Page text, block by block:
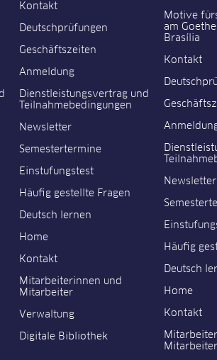
Kontakt
Deutschprüfungen
Geschäftszeiten
Anmeldung
Dienstleistungsvertrag und
Teilnahmebedingungen
Newsletter
Semestertermine
Einstufungstest
Häufig gestellte Fragen
Deutsch lernen
Home
Kontakt
Mitarbeiterinnen und
Mitarbeiter
Verwaltung
Digitale Bibliothek
Motive
am
Brasília
Kontakt
Newsletter
Häufig
Deutsch
Home
Kontakt
Mitarbeiter